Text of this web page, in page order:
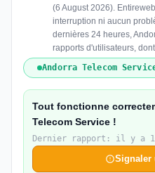
(6 August 2026).
interruption ni aucun
dernières 24 heures,
rapports d'utilisateurs,
Andorra Telecom
Tout fonctionne
Telecom Service !
Dernier rapport: il y a
Signaler